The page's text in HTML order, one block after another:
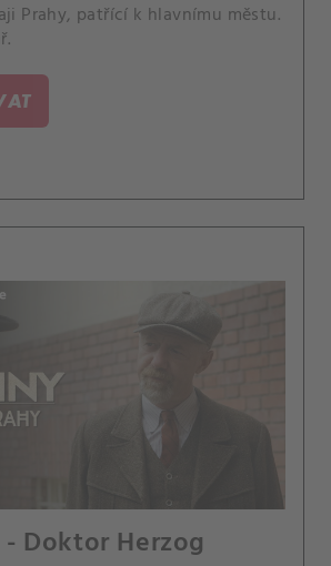
Prahy, patřící k hlavnímu městu.
Doktor Herzog